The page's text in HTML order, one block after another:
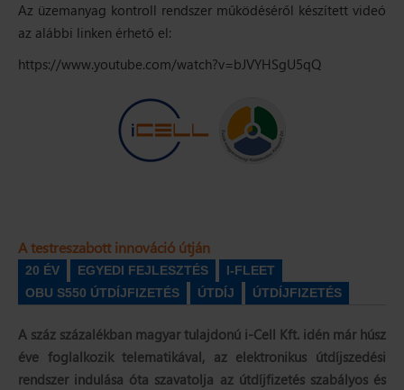
Az üzemanyag kontroll rendszer működéséről készített videó
az alábbi linken érhető el:
https://www.youtube.com/watch?v=bJVYHSgU5qQ
A testreszabott innováció útján
20 ÉV EGYEDI FEJLESZTÉS
I-FLEET
OBU S550 ÚTDÍJFIZETÉS
ÚTDÍJ ÚTDÍJFIZETÉS
A száz százalékban magyar tulajdonú i-Cell Kft. idén már húsz
éve foglalkozik telematikával, az elektronikus útdíjszedési
rendszer indulása óta szavatolja az útdíjfizetés szabályos és